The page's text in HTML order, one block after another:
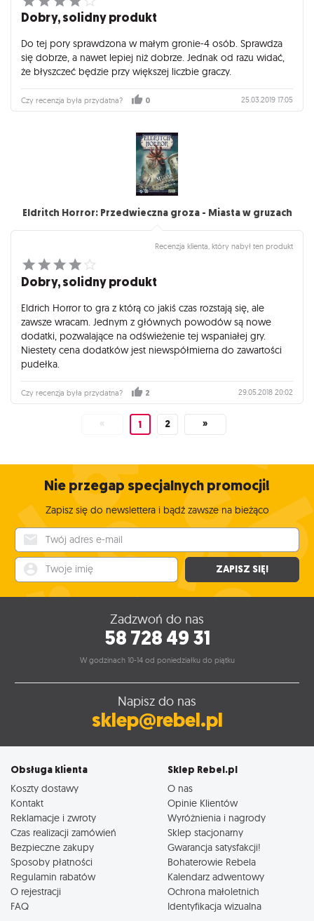
Dobry, solidny produkt
Do tej pory sprawdzona w małym gronie-4 osób. Sprawdza
się dobrze, a nawet lepiej niż dobrze. Jednak od razu widać,
że błyszczeć będzie przy większej liczbie graczy.
Czy recenzja była przydatna? 0 25.03.2019 17:05
Eldritch Horror: Przedwieczna groza - Miasta w gruzach
Recenzja klienta, który nabył ten produkt
Dobry, solidny produkt
Eldrich Horror to gra z którą co jakiś czas rozstają się, ale
zawsze wracam. Jednym z głównych powodów są nowe
dodatki, pozwalające na odświeżenie tej wspaniałej gry.
Niestety cena dodatków jest niewspółmierna do zawartości
pudełka.
Czy recenzja była przydatna? 2 29.05.2018 20:02
« 1 2 »
Nie przegap specjalnych promocji!
Zapisz się do newslettera i bądź zawsze na bieżąco
ZAPISZ SIĘ!
Zadzwoń do nas
58 728 49 31
W godzinach 10-14 od poniedziałku do piątku
Napisz do nas
sklep@rebel.pl
Obsługa klienta
Koszty dostawy
Kontakt
Reklamacje i zwroty
Czas realizacji zamówień
Bezpieczne zakupy
Sposoby płatności
Regulamin rabatów
O rejestracji
FAQ
Sklep Rebel.pl
O nas
Opinie Klientów
Wyróżnienia i nagrody
Sklep stacjonarny
Gwarancja satysfakcji!
Bohaterowie Rebela
Kalendarz adwentowy
Ochrona małoletnich
Identyfikacja wizualna